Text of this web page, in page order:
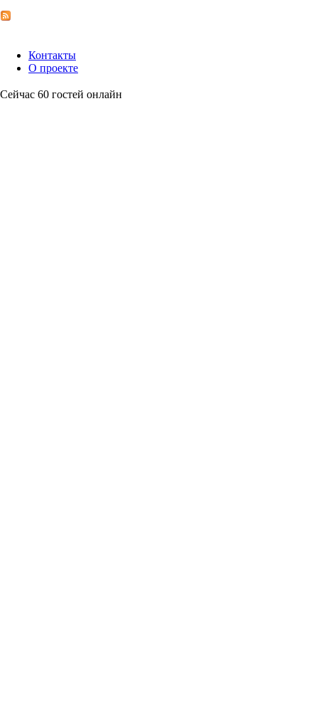
Контакты
О проекте
Сейчас 60 гостей онлайн